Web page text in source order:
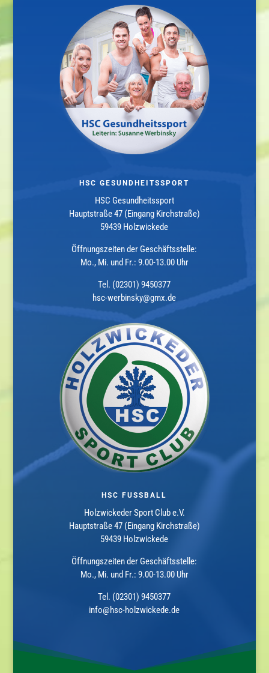
HSC GESUNDHEITSSPORT
HSC Gesundheitssport
Hauptstraße 47 (Eingang Kirchstraße)
59439 Holzwickede
Öffnungszeiten der Geschäftsstelle:
Mo., Mi. und Fr.: 9.00-13.00 Uhr
Tel. (02301) 9450377
hsc-werbinsky@gmx.de
HSC FUSSBALL
Holzwickeder Sport Club e.V.
Hauptstraße 47 (Eingang Kirchstraße)
59439 Holzwickede
Öffnungszeiten der Geschäftsstelle:
Mo., Mi. und Fr.: 9.00-13.00 Uhr
Tel. (02301) 9450377
info@hsc-holzwickede.de